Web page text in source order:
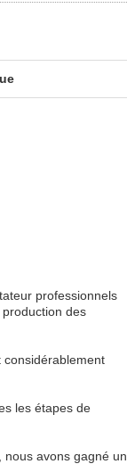
professionnels
des
considérablement
les étapes de
nous avons gagné un